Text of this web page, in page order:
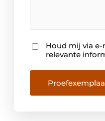
Nieuwsbrief
Houd mij via
relevante